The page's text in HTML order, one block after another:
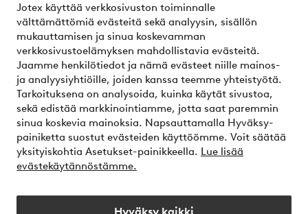
Jotex käyttää verkkosivuston toiminnalle
välttämättömiä evästeitä sekä analyysin, sisällön
mukauttamisen ja sinua koskevamman
verkkosivustoelämyksen mahdollistavia evästeitä.
Jaamme henkilötiedot ja nämä evästeet niille mainos-
ja analyysiyhtiöille, joiden kanssa teemme yhteistyötä.
Tarkoituksena on analysoida, kuinka käytät sivustoa,
sekä edistää markkinointiamme, jotta saat paremmin
sinua koskevia mainoksia. Napsauttamalla Hyväksy-
painiketta suostut evästeiden käyttöömme. Voit säätää
yksityiskohtia Asetukset-painikkeella. Lue lisää
evästekäytännöstämme.
Ystävät
Turvalliset maksut – maksa nyt tai erissä
Haluatko tietää lisää maksuvaihtoehdoistamme?
elpy